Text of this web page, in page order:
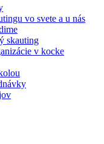
vo svete a u nás
skauting
v kocke